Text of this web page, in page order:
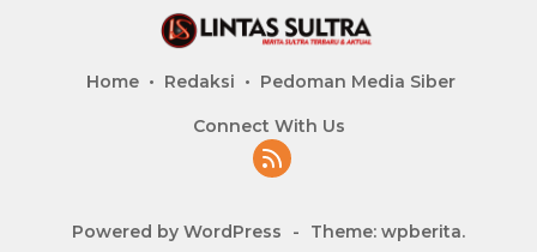
Home Redaksi Pedoman Media Siber
Connect With Us
Powered by WordPress - Theme: wpberita.